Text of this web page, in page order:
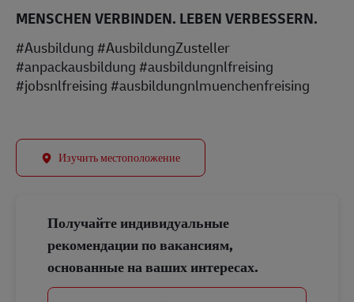
MENSCHEN VERBINDEN. LEBEN VERBESSERN.
#Ausbildung #AusbildungZusteller
#anpackausbildung #ausbildungnlfreising
#jobsnlfreising #ausbildungnlmuenchenfreising
Изучить местоположение
Получайте индивидуальные
рекомендации по вакансиям,
основанные на ваших интересах.